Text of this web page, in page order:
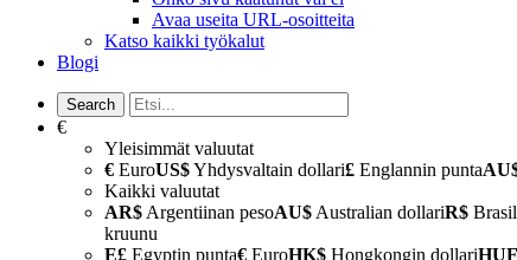
Avaa useita URL-osoitteita
Katso kaikki työkalut
Blogi
€
Yleisimmät valuutat
€ EuroUS$Yhdysvaltain dollari£ Englannin punta
Kaikki valuutat
AR$ Argentiinan pesoAU$ Australian dollariR$
kruunu
E£ Egyptin punta€ EuroHK$ Hongkongin dollariHUF